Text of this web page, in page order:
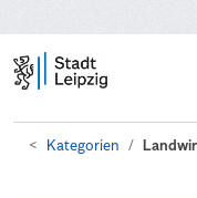
Kategorien